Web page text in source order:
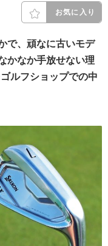
お気に入り
で、頑なに古いモデ
かなか手放せない理
ルフショップでの中